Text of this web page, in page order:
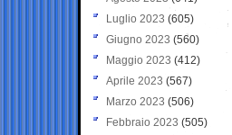
Luglio 2023 (605)
Giugno 2023 (560)
Maggio 2023 (412)
Aprile 2023 (567)
Marzo 2023 (506)
Febbraio 2023 (505)